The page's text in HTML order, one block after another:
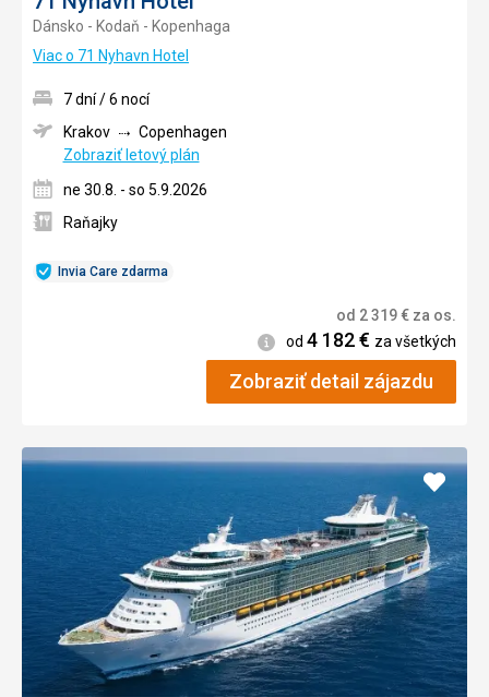
Dánsko - Kodaň - Kopenhaga
Viac o 71 Nyhavn Hotel
Invia Care zdarma
7 dní / 6 nocí
Krakov
Copenhagen
Zobraziť letový plán
ne 30.8. - so 5.9.2026
Raňajky
od 2 319€ za os.
Informácie
od 4 182€ za všetkých
Zobraziť detail zájazdu
Pridať